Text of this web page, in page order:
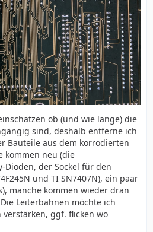
ob (und wie lange) die
sind, deshalb entferne ich
Bauteile aus dem korrodierten
kommen neu (die
Dioden, der Sockel für den
und TI SN7407N), ein paar
manche kommen wieder dran
Leiterbahnen möchte ich
ggf. flicken wo